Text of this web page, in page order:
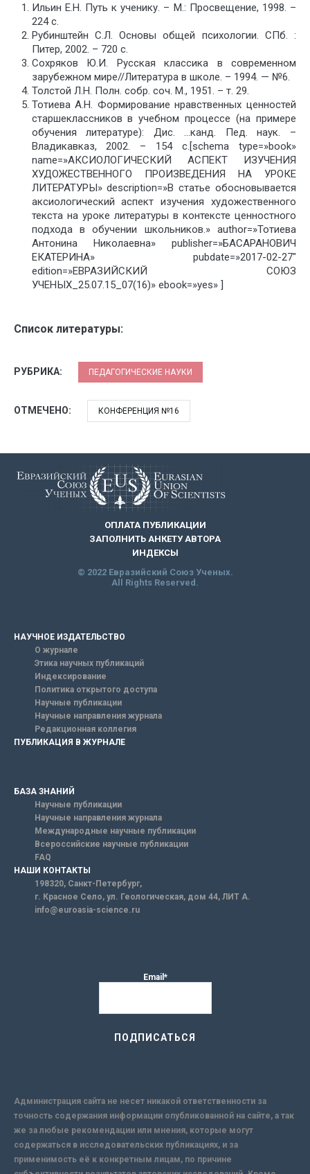
Ильин Е.Н. Путь к ученику. – М.: Просвещение, 1998. –
224 с.
Рубинштейн С.Л. Основы общей психологии. СПб. :
Питер, 2002. – 720 с.
Сохряков Ю.И. Русская классика в современном
зарубежном мире//Литература в школе. – 1994. — №6.
Толстой Л.Н. Полн. собр. соч. М., 1951. – т. 29.
Тотиева А.Н. Формирование нравственных ценностей
старшеклассников в учебном процессе (на примере
обучения литературе): Дис. …канд. Пед. наук. –
Владикавказ, 2002. – 154 с.[schema type=»book»
name=»АКСИОЛОГИЧЕСКИЙ АСПЕКТ ИЗУЧЕНИЯ
ХУДОЖЕСТВЕННОГО ПРОИЗВЕДЕНИЯ НА УРОКЕ
ЛИТЕРАТУРЫ» description=»В статье обосновывается
аксиологический аспект изучения художественного
текста на уроке литературы в контексте ценностного
подхода в обучении школьников.» author=»Тотиева
Антонина Николаевна» publisher=»БАСАРАНОВИЧ
ЕКАТЕРИНА» pubdate=»2017-02-27″
edition=»ЕВРАЗИЙСКИЙ СОЮЗ
УЧЕНЫХ_25.07.15_07(16)» ebook=»yes» ]
Список литературы:
РУБРИКА: ПЕДАГОГИЧЕСКИЕ НАУКИ
ОТМЕЧЕНО: КОНФЕРЕНЦИЯ №16
ОПЛАТА ПУБЛИКАЦИИ
ЗАПОЛНИТЬ АНКЕТУ АВТОРА
ИНДЕКСЫ
© 2022 Евразийский Союз Ученых.
All Rights Reserved.
НАУЧНОЕ ИЗДАТЕЛЬСТВО
О журнале
Этика научных публикаций
Индексирование
Политика открытого доступа
Научные публикации
Научные направления журнала
Редакционная коллегия
ПУБЛИКАЦИЯ В ЖУРНАЛЕ
БАЗА ЗНАНИЙ
Научные публикации
Научные направления журнала
Международные научные публикации
Всероссийские научные публикации
FAQ
НАШИ КОНТАКТЫ
198320, Санкт-Петербург,
г. Красное Село, ул. Геологическая, дом 44, ЛИТ А.
info@euroasia-science.ru
Email*
Администрация сайта не несет никакой ответственности за
точность содержания информации опубликованной на сайте, а так
же за любые рекомендации или мнения, которые могут
содержаться в исследовательских публикациях, и за
применимость её к конкретным лицам, по причине